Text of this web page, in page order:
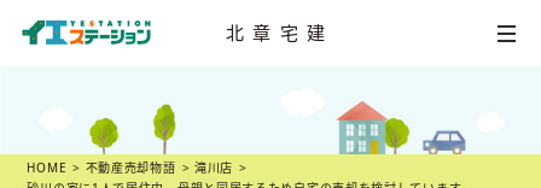
北章宅建
不動産売却相談
HOME 不動産売却物語
滝川店